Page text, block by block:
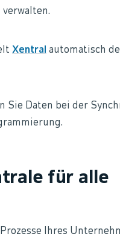
Xentral automatisch
Sie Daten bei der
für alle
Ihres